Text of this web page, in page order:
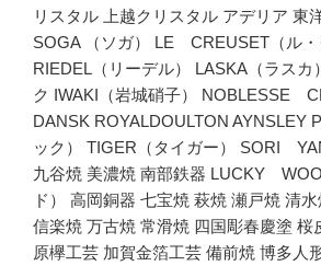
リスタル 上越クリスタル アデリア 東
SOGA （ソガ） LE CREUSET（ル・
RIEDEL（リーデル） LASKA（ラスカ
ク IWAKI（岩城硝子） NOBLESSE
DANSK ROYALDOULTON AYNSLEY
ック） TIGER（タイガー） SORI
九谷焼 美濃焼 南部鉄器 LUCKY
ド） 高岡銅器 七宝焼 萩焼 瀬戸焼 清
信楽焼 万古焼 常滑焼 四国彫春慶塗 桜
原欅工芸 加賀金箔工芸 備前焼 博多人